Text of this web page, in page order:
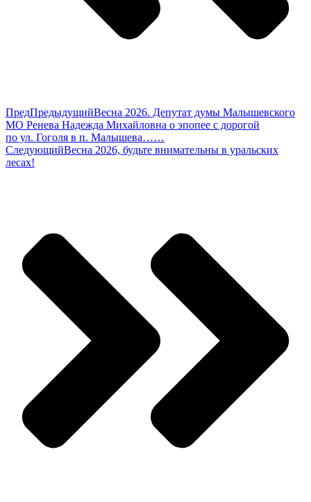
ПредПредыдущийВесна 2026. Депутат думы Малышевского
МО Ренева Надежда Михайловна о эпопее с дорогой
по ул. Гоголя в п. Малышева……
СледующийВесна 2026, будьте внимательны в уральских
лесах!